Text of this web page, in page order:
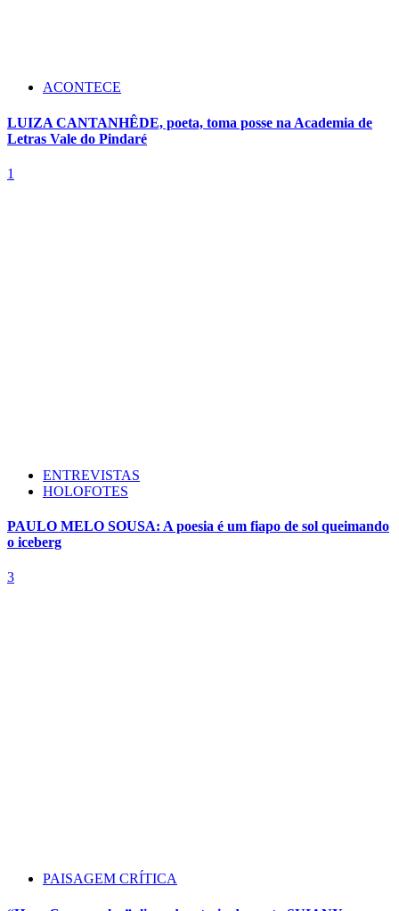
ACONTECE
LUIZA CANTANHÊDE, poeta, toma posse na Academia de
Letras Vale do Pindaré
1
ENTREVISTAS
HOLOFOTES
PAULO MELO SOUSA: A poesia é um fiapo de sol queimando
o iceberg
3
PAISAGEM CRÍTICA